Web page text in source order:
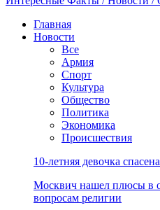
Главная
Новости
Все
Армия
Спорт
Культура
Общество
Политика
Экономика
Происшествия
10-летняя девочка
Москвич нашел плюсы в
вопросам религии